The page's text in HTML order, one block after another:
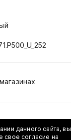
данного сайта, вы
свое согласие на